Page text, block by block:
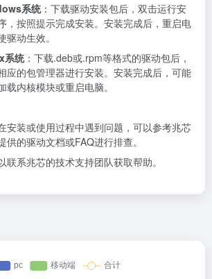
系统：下载驱动安装包后，双击运行安
，按照提示完成安装。安装完成后，重启电
驱动生效。
系统：下载.deb或.rpm等格式的驱动包后，
应的包管理器进行安装。安装完成后，可能
载内核模块或重启电脑。
安装或使用过程中遇到问题，可以参考兆芯
供的驱动文档或FAQ进行排查。
联系兆芯的技术支持团队获取帮助。